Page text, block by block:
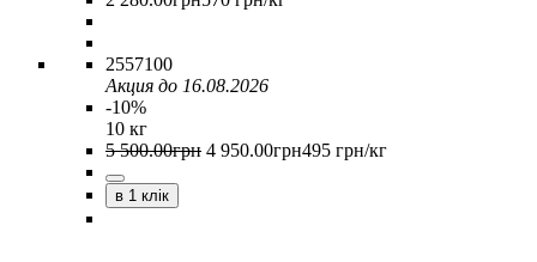
2557100
Акция до 16.08.2026
-10%
10 кг
5 500.00грн 4 950.00грн495 грн/кг
в 1 клік